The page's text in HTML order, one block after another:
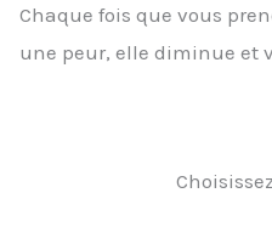
Chaque fois que vous
une peur, elle diminue et